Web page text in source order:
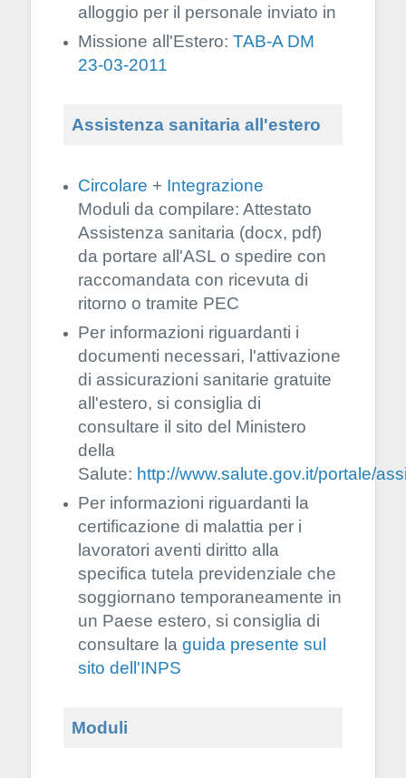
alloggio per il personale inviato in
Missione all'Estero: TAB-A DM
23-03-2011
Assistenza sanitaria all'estero
Circolare + Integrazione
Moduli da compilare: Attestato
Assistenza sanitaria (docx, pdf)
da portare all'ASL o spedire con
raccomandata con ricevuta di
ritorno o tramite PEC
Per informazioni riguardanti i
documenti necessari, l'attivazione
di assicurazioni sanitarie gratuite
all'estero, si consiglia di
consultare il sito del Ministero
della
Salute: http://www.salute.gov.it/portale/
Per informazioni riguardanti la
certificazione di malattia per i
lavoratori aventi diritto alla
specifica tutela previdenziale che
soggiornano temporaneamente in
un Paese estero, si consiglia di
consultare la guida presente sul
sito dell'INPS
Moduli